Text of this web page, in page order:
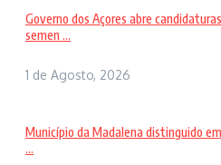
Governo dos Açores abre
semen ...
1 de Agosto, 2026
Município da Madalena distinguido
...